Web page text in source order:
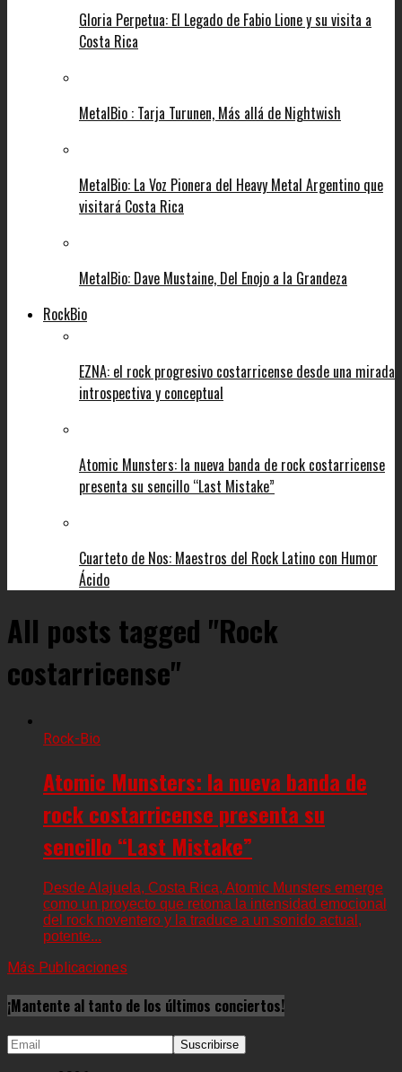
Gloria Perpetua: El Legado de Fabio Lione y su visita a
Costa Rica
MetalBio : Tarja Turunen, Más allá de Nightwish
MetalBio: La Voz Pionera del Heavy Metal Argentino que
visitará Costa Rica
MetalBio: Dave Mustaine, Del Enojo a la Grandeza
RockBio
EZNA: el rock progresivo costarricense desde una mirada
introspectiva y conceptual
Atomic Munsters: la nueva banda de rock costarricense
presenta su sencillo “Last Mistake”
Cuarteto de Nos: Maestros del Rock Latino con Humor
Ácido
All posts tagged "Rock
costarricense"
Rock-Bio
Atomic Munsters: la nueva banda de
rock costarricense presenta su
sencillo “Last Mistake”
Desde Alajuela, Costa Rica, Atomic Munsters emerge
como un proyecto que retoma la intensidad emocional
del rock noventero y la traduce a un sonido actual,
potente...
Más Publicaciones
¡Mantente al tanto de los últimos conciertos!